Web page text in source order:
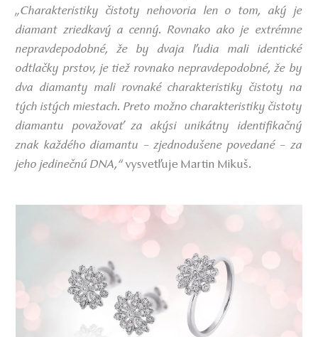
„Charakteristiky čistoty nehovoria len o tom, aký je
diamant zriedkavý a cenný. Rovnako ako je extrémne
nepravdepodobné, že by dvaja ľudia mali identické
odtlačky prstov, je tiež rovnako nepravdepodobné, že by
dva diamanty mali rovnaké charakteristiky čistoty na
tých istých miestach. Preto možno charakteristiky čistoty
diamantu považovať za akýsi unikátny identifikačný
znak každého diamantu – zjednodušene povedané – za
jeho jedinečnú DNA,“ vysvetľuje Martin Mikuš.